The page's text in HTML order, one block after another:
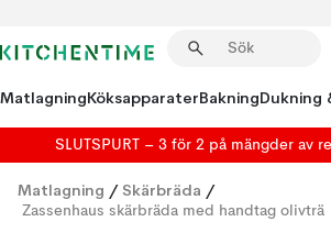
MatlagningKöksapparaterBakningDukning
SLUTSPURT – 3 för 2 på mängder av
Matlagning / Skärbräda /
Zassenhaus skärbräda med handtag olivträ